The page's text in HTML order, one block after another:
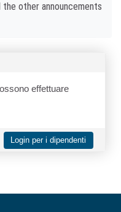
other announcements
effettuare
Login per i dipendenti